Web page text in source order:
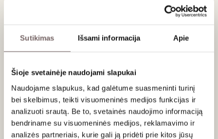
Sutikimas Išsami informacija Apie
Šioje svetainėje naudojami slapukai
Naudojame slapukus, kad galėtume suasmeninti turinį
bei skelbimus, teikti visuomeninės medijos funkcijas ir
analizuoti srautą. Be to, svetainės naudojimo informaciją
bendriname su visuomeninės medijos, reklamavimo ir
analizės partneriais, kurie gali ją pridėti prie kitos jūsų
Country
Mexico
Region
Jalisco
Brand
Tequila 30-30
Volume
0,7 L
Alc.
40%
60
ADD TO CART